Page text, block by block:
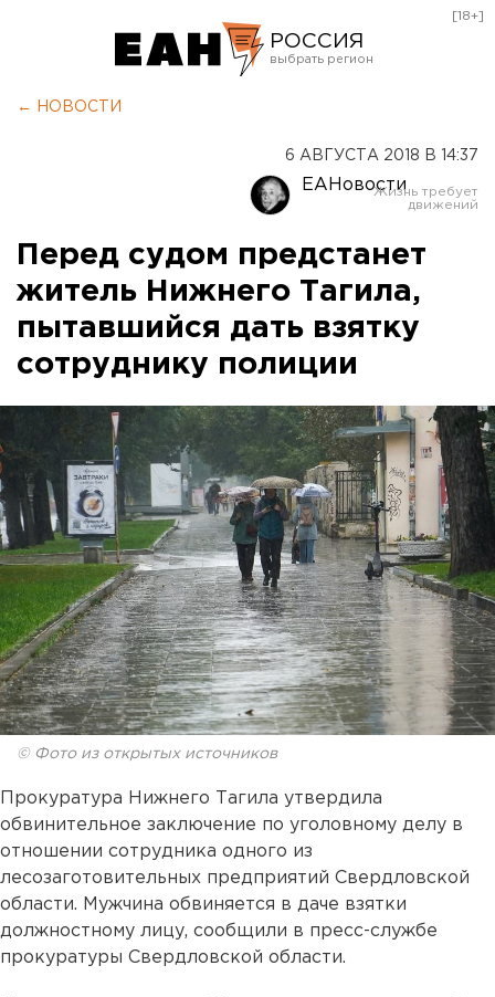
РОССИЯ
Оренбург
[18+]
← НОВОСТИ
6 АВГУСТА 2018 В 14:37
ЕАНовости
Перед судом предстанет
житель Нижнего Тагила,
пытавшийся дать взятку
сотруднику полиции
© Фото из открытых источников
Прокуратура Нижнего Тагила утвердила
обвинительное заключение по уголовному делу в
отношении сотрудника одного из
лесозаготовительных предприятий Свердловской
области. Мужчина обвиняется в даче взятки
должностному лицу, сообщили в пресс-службе
прокуратуры Свердловской области.